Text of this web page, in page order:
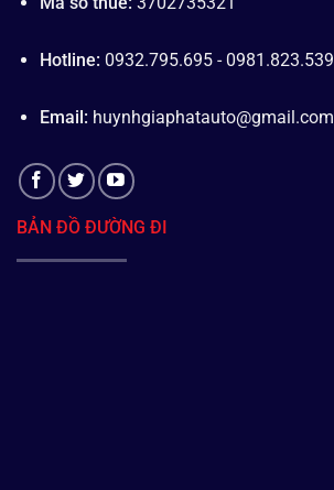
Hotline: 0932.795.695 - 0981.823.539
Email: huynhgiaphatauto@gmail.com
BẢN ĐỒ ĐƯỜNG ĐI